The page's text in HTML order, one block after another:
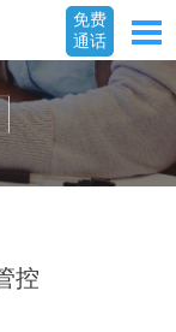
免费
通话
控